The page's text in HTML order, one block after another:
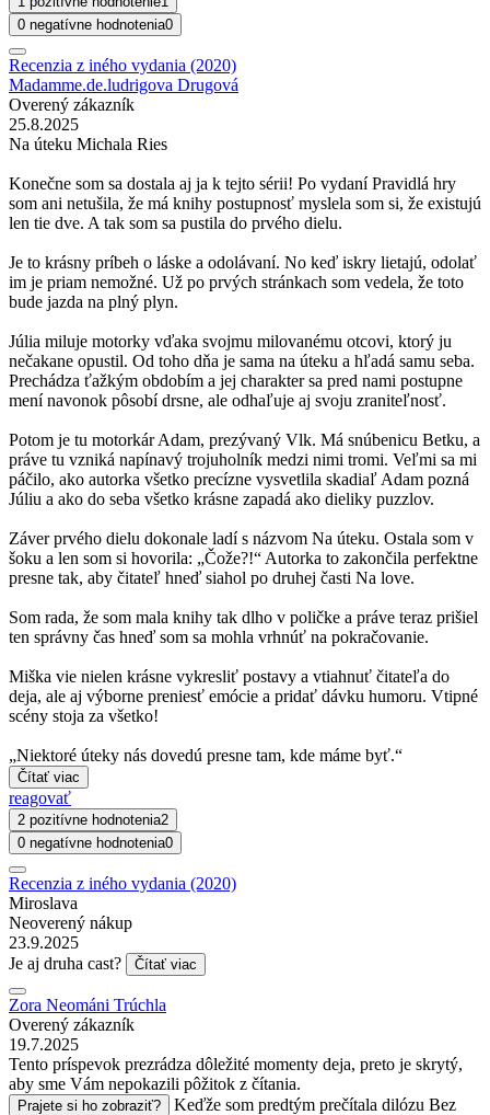
0 negatívne hodnotenia0
Recenzia z iného vydania (2020)
Madamme.de.ludrigova Drugová
Overený zákazník
25.8.2025
Na úteku Michala Ries
Konečne som sa dostala aj ja k tejto sérii! Po vydaní Pravidlá hry
som ani netušila, že má knihy postupnosť myslela som si, že existujú
len tie dve. A tak som sa pustila do prvého dielu.
Je to krásny príbeh o láske a odolávaní. No keď iskry lietajú, odolať
im je priam nemožné. Už po prvých stránkach som vedela, že toto
bude jazda na plný plyn.
Júlia miluje motorky vďaka svojmu milovanému otcovi, ktorý ju
nečakane opustil. Od toho dňa je sama na úteku a hľadá samu seba.
Prechádza ťažkým obdobím a jej charakter sa pred nami postupne
mení navonok pôsobí drsne, ale odhaľuje aj svoju zraniteľnosť.
Potom je tu motorkár Adam, prezývaný Vlk. Má snúbenicu Betku, a
práve tu vzniká napínavý trojuholník medzi nimi tromi. Veľmi sa mi
páčilo, ako autorka všetko precízne vysvetlila skadiaľ Adam pozná
Júliu a ako do seba všetko krásne zapadá ako dieliky puzzlov.
Záver prvého dielu dokonale ladí s názvom Na úteku. Ostala som v
šoku a len som si hovorila: „Čože?!“ Autorka to zakončila perfektne
presne tak, aby čitateľ hneď siahol po druhej časti Na love.
Som rada, že som mala knihy tak dlho v poličke a práve teraz prišiel
ten správny čas hneď som sa mohla vrhnúť na pokračovanie.
Miška vie nielen krásne vykresliť postavy a vtiahnuť čitateľa do
deja, ale aj výborne preniesť emócie a pridať dávku humoru. Vtipné
scény stoja za všetko!
„Niektoré úteky nás dovedú presne tam, kde máme byť.“
Čítať viac
reagovať
2 pozitívne hodnotenia2
0 negatívne hodnotenia0
Recenzia z iného vydania (2020)
Miroslava
Neoverený nákup
23.9.2025
Je aj druha cast?
Čítať viac
Zora Neománi Trúchla
Overený zákazník
19.7.2025
Tento príspevok prezrádza dôležité momenty deja, preto je skrytý,
aby sme Vám nepokazili pôžitok z čítania.
Prajete si ho zobraziť?
Keďže som predtým prečítala dilózu Bez